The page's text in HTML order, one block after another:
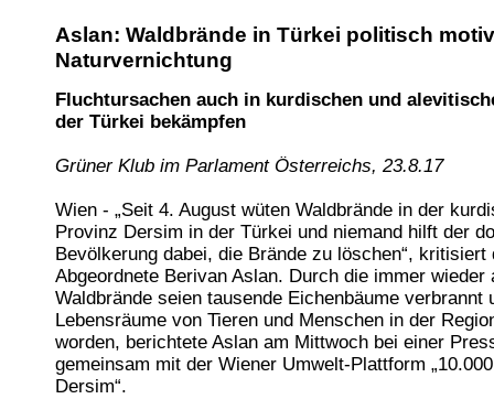
Aslan: Waldbrände in Türkei politisch
Naturvernichtung
Fluchtursachen auch in kurdischen und
der Türkei bekämpfen
Grüner Klub im Parlament Österreichs, 23.8.17
Wien - „Seit 4. August wüten Waldbrände in der
Provinz Dersim in der Türkei und niemand hilft der
Bevölkerung dabei, die Brände zu löschen“, kritisiert
Abgeordnete Berivan Aslan. Durch die immer wieder
Waldbrände seien tausende Eichenbäume verbrannt
Lebensräume von Tieren und Menschen in der
worden, berichtete Aslan am Mittwoch bei einer
gemeinsam mit der Wiener Umwelt-Plattform
Dersim“.